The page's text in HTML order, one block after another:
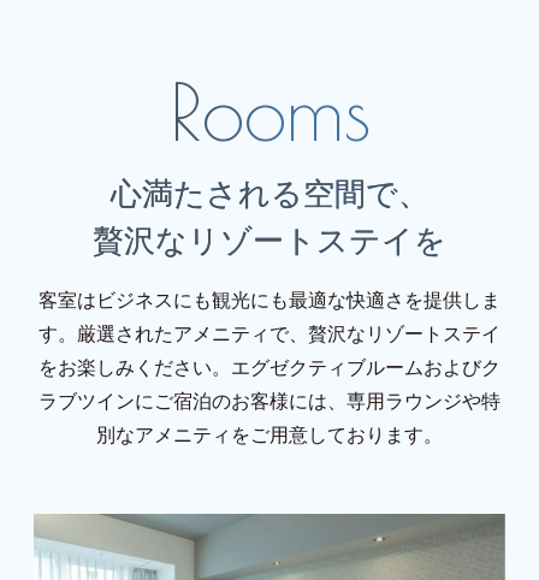
心満たされる空間で、
贅沢なリゾートステイを
客室はビジネスにも観光にも最適な快適さを提供しま
す。厳選されたアメニティで、贅沢なリゾートステイ
をお楽しみください。エグゼクティブルームおよびク
ラブツインにご宿泊のお客様には、専用ラウンジや特
別なアメニティをご用意しております。